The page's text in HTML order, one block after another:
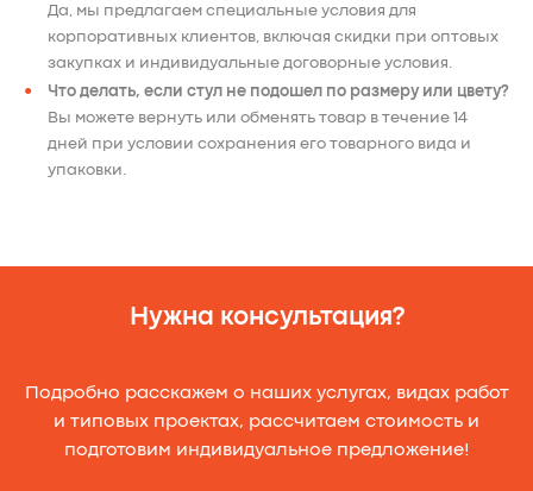
Да, мы предлагаем специальные условия для
корпоративных клиентов, включая скидки при оптовых
закупках и индивидуальные договорные условия.
Что делать, если стул не подошел по размеру или цвету?
Вы можете вернуть или обменять товар в течение 14
дней при условии сохранения его товарного вида и
упаковки.
Нужна консультация?
Подробно расскажем о наших услугах, видах работ
и типовых проектах, рассчитаем стоимость и
подготовим индивидуальное предложение!